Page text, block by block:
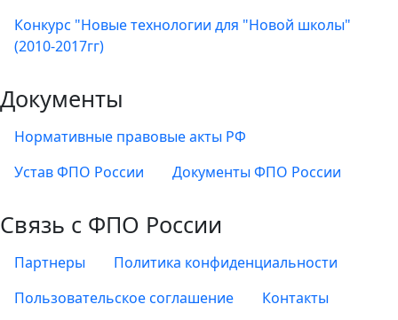
Конкурс "Новые технологии для "Новой школы"
(2010-2017гг)
Документы
Нормативные правовые акты РФ
Устав ФПО России
Документы ФПО России
Связь с ФПО России
Партнеры
Политика конфиденциальности
Пользовательское соглашение
Контакты